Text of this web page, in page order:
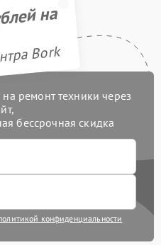
на
Bork
ремонт техники через
бессрочная скидка
конфиденциальности